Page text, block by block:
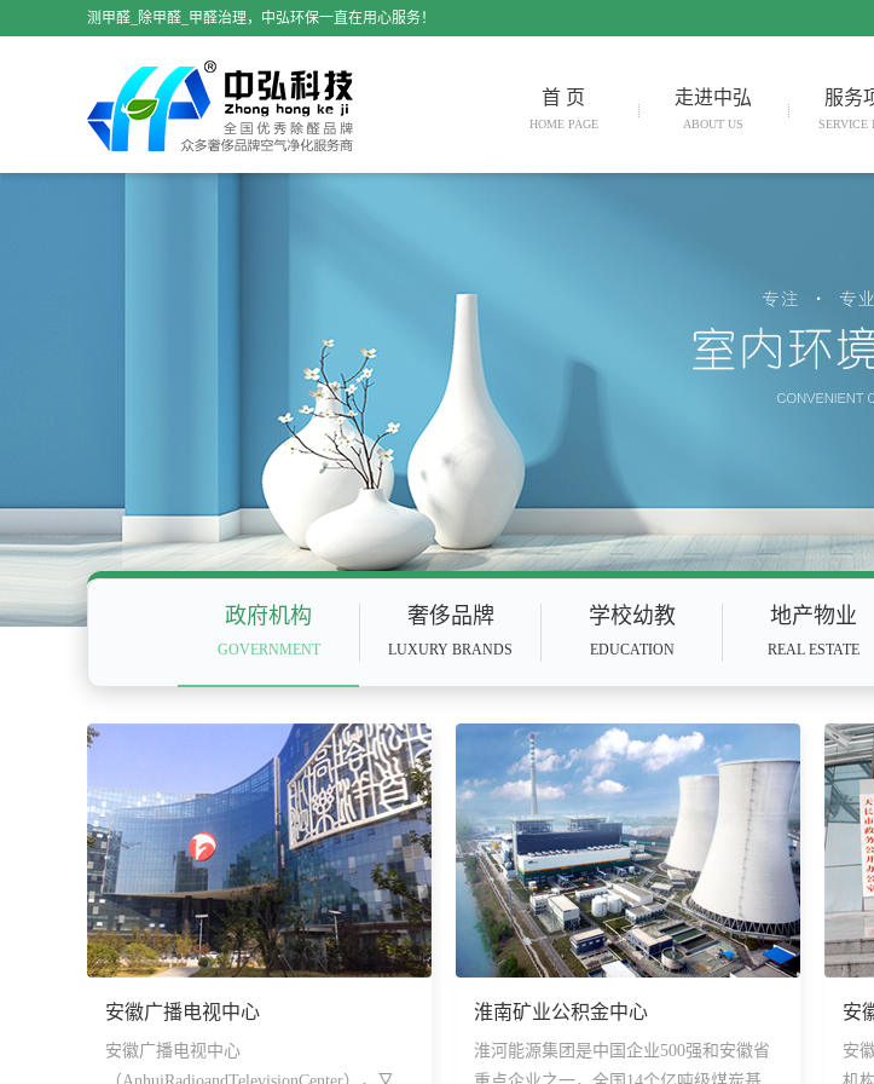
测甲醛_除甲醛_甲醛治理，中弘环保一直在用心服务！
首 页
HOME PAGE
走进中弘
ABOUT US
服务
SERVICE
政府机构
GOVERNMENT
奢侈品牌
LUXURY BRANDS
学校幼教
EDUCATION
地产物业
REAL ESTATE
安徽广播电视中心
安徽广播电视中心
淮南矿业公积金中心
淮河能源集团是中国企业500强和安徽省
安
安